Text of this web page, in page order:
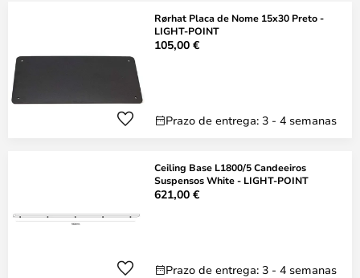
Rørhat Placa de Nome 15x30 Preto -
LIGHT-POINT
105,00 €
Prazo de entrega: 3 - 4 semanas
Ceiling Base L1800/5 Candeeiros
Suspensos White - LIGHT-POINT
621,00 €
Prazo de entrega: 3 - 4 semanas